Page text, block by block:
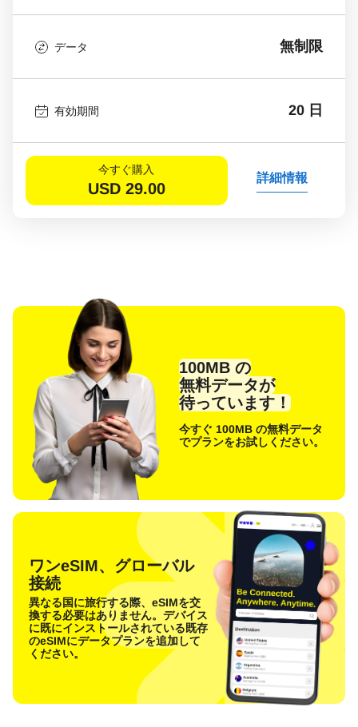
データ 無制限
有効期間 20 日
今すぐ購入
USD 29.00
詳細情報
100MB の
無料データが
待っています！
今すぐ 100MB の無料データ
でプランをお試しください。
ワンeSIM、グローバル
接続
異なる国に旅行する際、eSIMを交
換する必要はありません。デバイス
に既にインストールされている既存
のeSIMにデータプランを追加して
ください。